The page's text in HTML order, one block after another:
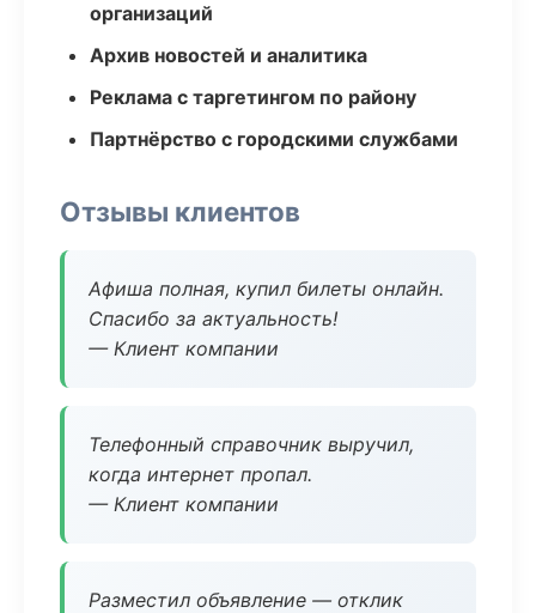
организаций
Архив новостей и аналитика
Реклама с таргетингом по району
Партнёрство с городскими службами
Отзывы клиентов
Афиша полная, купил билеты онлайн.
Спасибо за актуальность!
— Клиент компании
Телефонный справочник выручил,
когда интернет пропал.
— Клиент компании
Разместил объявление — отклик